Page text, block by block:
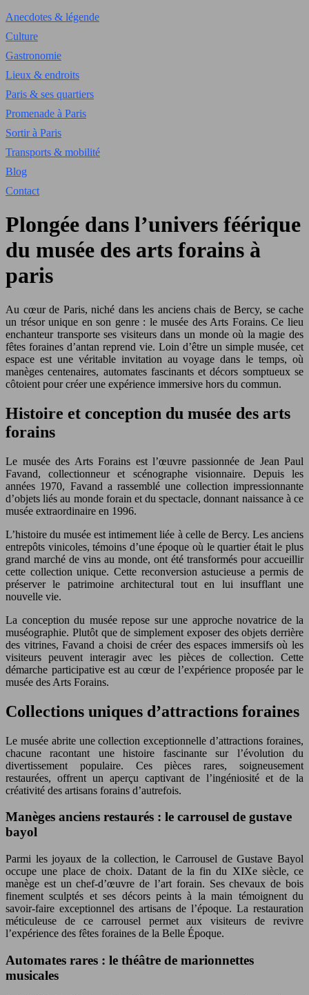
Anecdotes & légende
Culture
Gastronomie
Lieux & endroits
Paris & ses quartiers
Promenade à Paris
Sortir à Paris
Transports & mobilité
Blog
Contact
Plongée dans l’univers féérique
du musée des arts forains à
paris
Au cœur de Paris, niché dans les anciens chais de Bercy, se cache
un trésor unique en son genre : le musée des Arts Forains. Ce lieu
enchanteur transporte ses visiteurs dans un monde où la magie des
fêtes foraines d’antan reprend vie. Loin d’être un simple musée, cet
espace est une véritable invitation au voyage dans le temps, où
manèges centenaires, automates fascinants et décors somptueux se
côtoient pour créer une expérience immersive hors du commun.
Histoire et conception du musée des arts
forains
Le musée des Arts Forains est l’œuvre passionnée de Jean Paul
Favand, collectionneur et scénographe visionnaire. Depuis les
années 1970, Favand a rassemblé une collection impressionnante
d’objets liés au monde forain et du spectacle, donnant naissance à ce
musée extraordinaire en 1996.
L’histoire du musée est intimement liée à celle de Bercy. Les anciens
entrepôts vinicoles, témoins d’une époque où le quartier était le plus
grand marché de vins au monde, ont été transformés pour accueillir
cette collection unique. Cette reconversion astucieuse a permis de
préserver le patrimoine architectural tout en lui insufflant une
nouvelle vie.
La conception du musée repose sur une approche novatrice de la
muséographie. Plutôt que de simplement exposer des objets derrière
des vitrines, Favand a choisi de créer des espaces immersifs où les
visiteurs peuvent interagir avec les pièces de collection. Cette
démarche participative est au cœur de l’expérience proposée par le
musée des Arts Forains.
Collections uniques d’attractions foraines
Le musée abrite une collection exceptionnelle d’attractions foraines,
chacune racontant une histoire fascinante sur l’évolution du
divertissement populaire. Ces pièces rares, soigneusement
restaurées, offrent un aperçu captivant de l’ingéniosité et de la
créativité des artisans forains d’autrefois.
Manèges anciens restaurés : le carrousel de gustave
bayol
Parmi les joyaux de la collection, le Carrousel de Gustave Bayol
occupe une place de choix. Datant de la fin du XIXe siècle, ce
manège est un chef-d’œuvre de l’art forain. Ses chevaux de bois
finement sculptés et ses décors peints à la main témoignent du
savoir-faire exceptionnel des artisans de l’époque. La restauration
méticuleuse de ce carrousel permet aux visiteurs de revivre
l’expérience des fêtes foraines de la Belle Époque.
Automates rares : le théâtre de marionnettes
musicales